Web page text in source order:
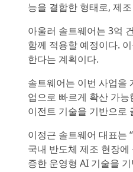
능을 결합한 형태로, 제
아울러 솔트웨어는 3억
함께 적용할 예정이다.
한다는 계획이다.
솔트웨어는 이번 사업을
업으로 빠르게 확산 가
이전트 기술을 기반으로
이정근 솔트웨어 대표는
국내 반도체 제조 현장
증한 운영형 AI 기술을